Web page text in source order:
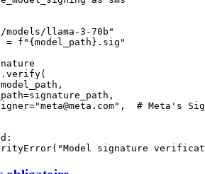
models/llama-3-70b"
= f " { model_path } .sig"
model_path,
=signature_path,
="meta@meta.com" , # Meta's
"Model signature